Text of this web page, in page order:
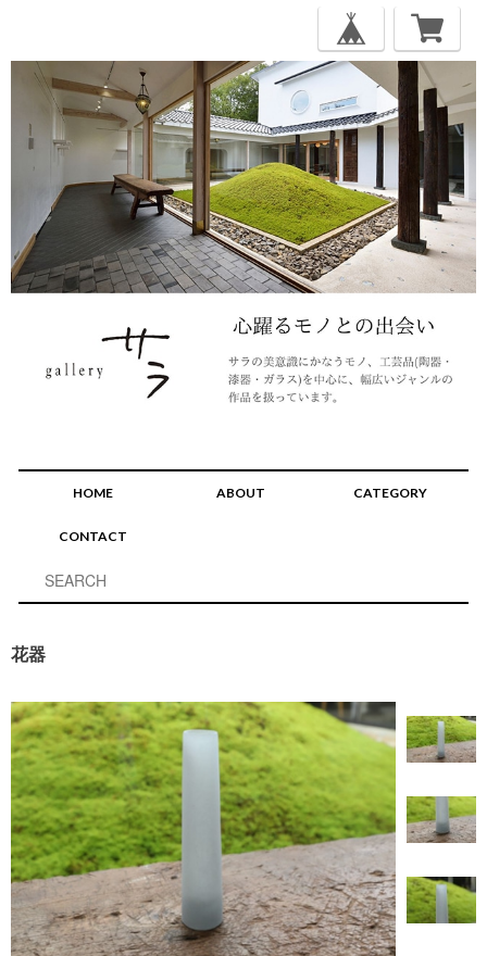
HOME ABOUT CATEGORY
CONTACT
花器